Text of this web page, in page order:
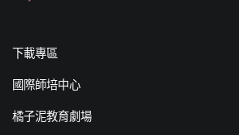
下載專區
國際師培中心
橘子泥教育劇場